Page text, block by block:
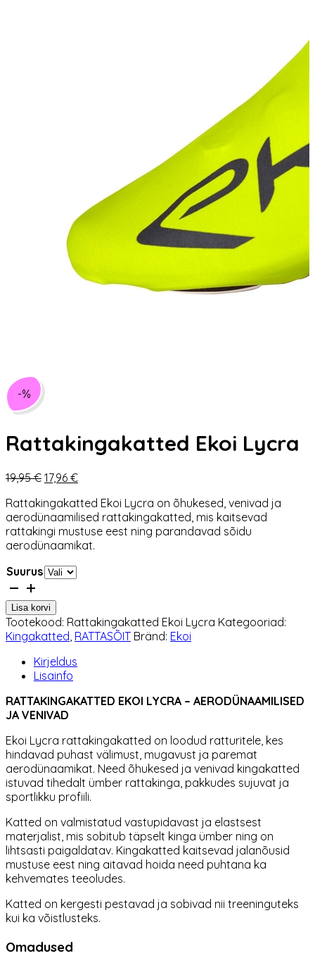
-%
Rattakingakatted Ekoi Lycra
19,95€ Algne
oli:
19,95 €.
17,96 €Praegune
on:
17,96 €.
Rattakingakatted Ekoi Lycra on õhukesed, venivad ja
aerodünaamilised rattakingakatted, mis kaitsevad
rattakingi mustuse eest ning parandavad sõidu
aerodünaamikat.
Suurus
Rattakingakatted
Ekoi
Lycra
kogus
Lisa korvi
Tootekood: Rattakingakatted Ekoi Lycra Kategooriad:
Kingakatted, RATTASÕIT Bränd: Ekoi
Kirjeldus
Lisainfo
RATTAKINGAKATTED EKOI LYCRA – AERODÜNAAMILISED
JA VENIVAD
Ekoi Lycra rattakingakatted on loodud ratturitele, kes
hindavad puhast välimust, mugavust ja paremat
aerodünaamikat. Need õhukesed ja venivad kingakatted
istuvad tihedalt ümber rattakinga, pakkudes sujuvat ja
sportlikku profiili.
Katted on valmistatud vastupidavast ja elastsest
materjalist, mis sobitub täpselt kinga ümber ning on
lihtsasti paigaldatav. Kingakatted kaitsevad jalanõusid
mustuse eest ning aitavad hoida need puhtana ka
kehvemates teeoludes.
Katted on kergesti pestavad ja sobivad nii treeninguteks
kui ka võistlusteks.
Omadused